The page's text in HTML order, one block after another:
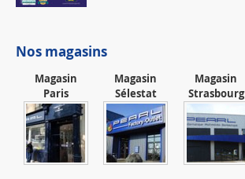
Nos magasins
Magasin
Paris
Magasin
Sélestat
Magasin
Strasbourg